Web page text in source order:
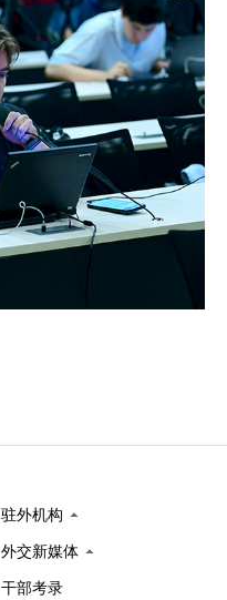
驻外机构
外交新媒体
干部考录